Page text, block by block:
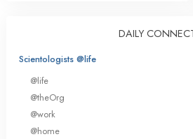
DAILY
Scientologists @life
@life
@theOrg
@work
@home